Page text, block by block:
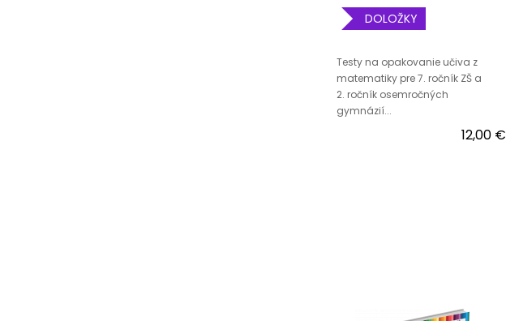
DOLOŽKY
Testy na opakovanie učiva z
matematiky pre 7. ročník ZŠ a
2. ročník osemročných
gymnázií...
12,00 €